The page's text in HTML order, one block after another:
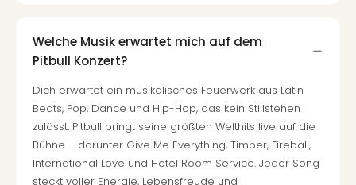
Welche Musik erwartet mich auf dem
Pitbull Konzert?
Dich erwartet ein musikalisches Feuerwerk aus Latin
Beats, Pop, Dance und Hip-Hop, das kein Stillstehen
zulässt. Pitbull bringt seine größten Welthits live auf die
Bühne – darunter Give Me Everything, Timber, Fireball,
International Love und Hotel Room Service. Jeder Song
steckt voller Energie, Lebensfreude und